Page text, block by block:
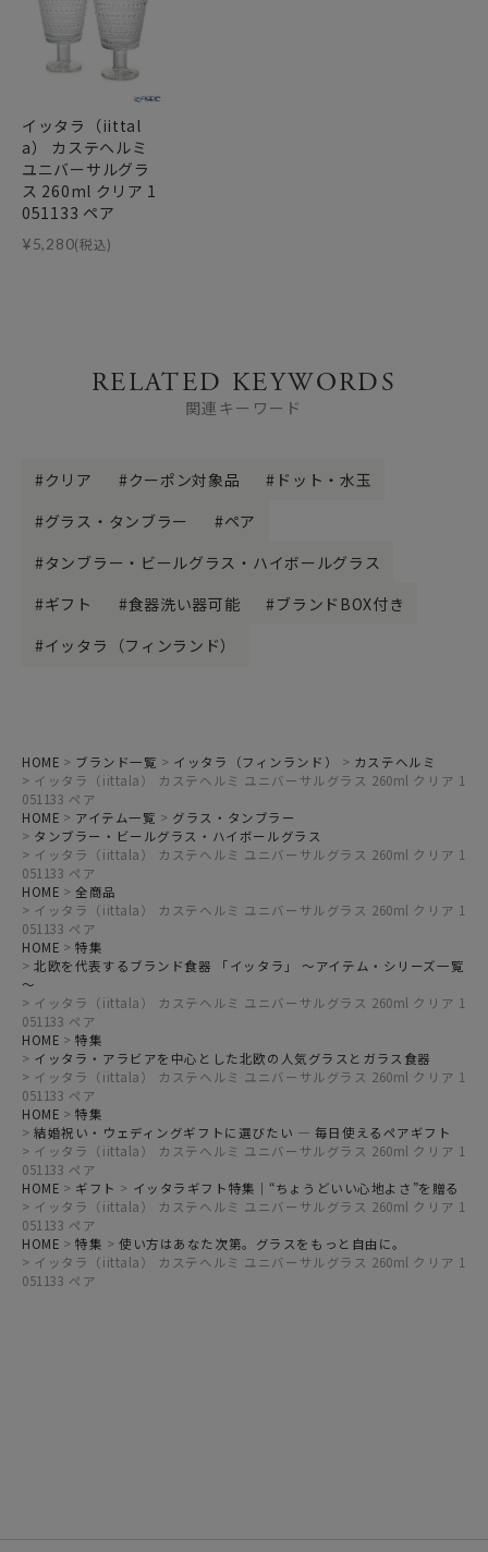
イッタラ（iittal
a） カステヘルミ
ユニバーサルグラ
ス 260ml クリア 1
051133 ペア
¥5,280(税込)
RELATED KEYWORDS
関連キーワード
クリア クーポン対象品
ドット・水玉
グラス・タンブラー
ペア
タンブラー・ビールグラス・ハイボールグラス
ギフト
食器洗い器可能
ブランドBOX付き
イッタラ（フィンランド）
HOME ブランド一覧 イッタラ（フィンランド）
カステヘルミ
イッタラ（iittala） カステヘルミ ユニバーサルグラス 260ml クリア 1
051133 ペア
HOME
アイテム一覧
グラス・タンブラー
タンブラー・ビールグラス・ハイボールグラス
イッタラ（iittala） カステヘルミ ユニバーサルグラス 260ml クリア 1
051133 ペア
HOME
全商品
イッタラ（iittala） カステヘルミ ユニバーサルグラス 260ml クリア 1
051133 ペア
HOME
特集
北欧を代表するブランド食器 「イッタラ」 ～アイテム・シリーズ一覧
～
イッタラ（iittala） カステヘルミ ユニバーサルグラス 260ml クリア 1
051133 ペア
HOME
特集
イッタラ・アラビアを中心とした北欧の人気グラスとガラス食器
イッタラ（iittala） カステヘルミ ユニバーサルグラス 260ml クリア 1
051133 ペア
HOME
特集
結婚祝い・ウェディングギフトに選びたい ― 毎日使えるペアギフト
イッタラ（iittala） カステヘルミ ユニバーサルグラス 260ml クリア 1
051133 ペア
HOME
ギフト
イッタラギフト特集｜“ちょうどいい心地よさ”を贈る
イッタラ（iittala） カステヘルミ ユニバーサルグラス 260ml クリア 1
051133 ペア
HOME
特集
使い方はあなた次第。グラスをもっと自由に。
イッタラ（iittala） カステヘルミ ユニバーサルグラス 260ml クリア 1
051133 ペア